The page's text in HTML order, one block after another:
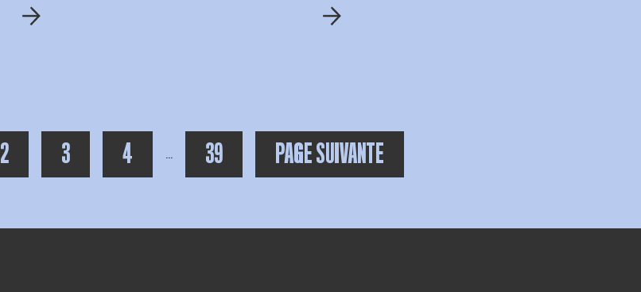
PAGE
2 PAGE
3 PAGE
4 toon meer pagina's na de huidige
... TOTAAL AANTAL PAGINA'S:
39 PAGE SUIVANTE